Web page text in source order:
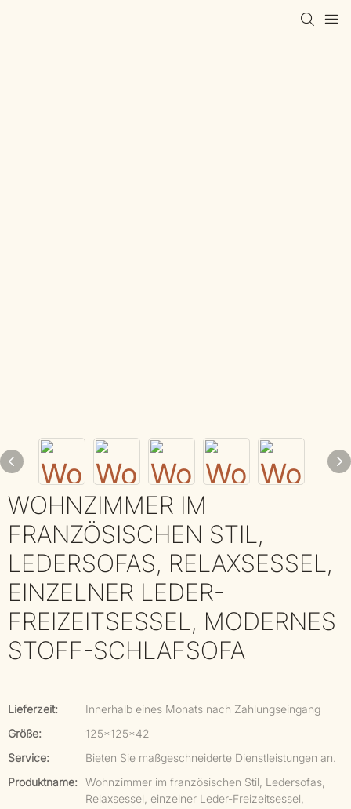
WOHNZIMMER IM
FRANZÖSISCHEN STIL,
LEDERSOFAS, RELAXSESSEL,
EINZELNER LEDER-
FREIZEITSESSEL, MODERNES
STOFF-SCHLAFSOFA
Lieferzeit:
Innerhalb eines Monats nach Zahlungseingang
Größe:
125*125*42
Service:
Bieten Sie maßgeschneiderte Dienstleistungen an.
Produktname:
Wohnzimmer im französischen Stil, Ledersofas,
Relaxsessel, einzelner Leder-Freizeitsessel,